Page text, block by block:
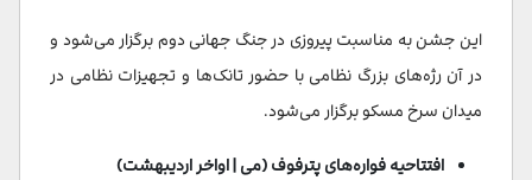
این جشن به مناسبت پیروزی در جنگ جهانی دوم برگزار می‌شود و
در آن رژه‌های بزرگ نظامی با حضور تانک‌ها و تجهیزات نظامی در
میدان سرخ مسکو برگزار می‌شود.
افتتاحیه فواره‌های پترفوف (می | اواخر اردیبهشت)